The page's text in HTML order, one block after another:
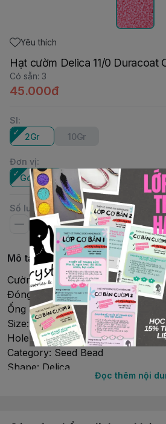
Yêu thích
Hạt cườm Delica 11/0 Duracoat
Có sẵn: 3
45.000đ
Sl:
2Gr
10Gr
Đơn vị:
Gói 2Gr
Ống
Số lượng
Mô tả chi tiết
Cườm Miyuki Delica
Đóng gói: Gói nhỏ 2Gr (~400 viên)
Ống 10Gr (~2000 viên)
Size: 11/0 (1.6mmx1.3mm)
Hole size: 0.8 mm
Category: Seed Bead
Shape: Delica
Đọc thêm nội